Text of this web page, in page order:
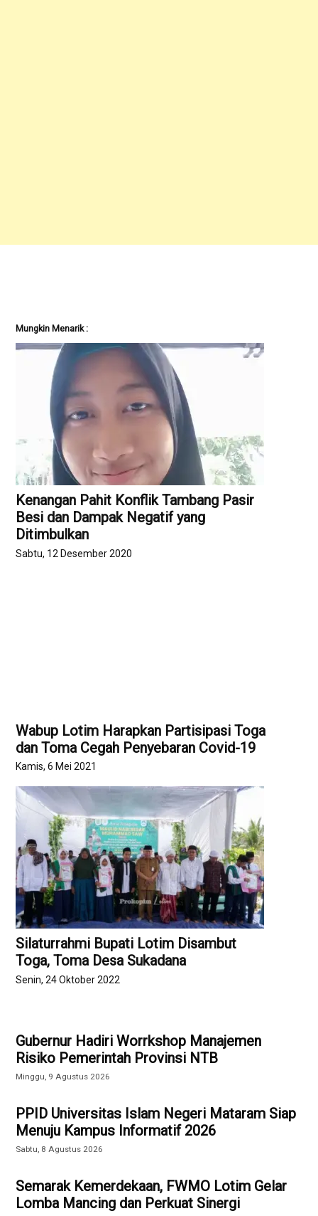
Mungkin Menarik :
Kenangan Pahit Konflik Tambang Pasir
Besi dan Dampak Negatif yang
Ditimbulkan
Sabtu, 12 Desember 2020
Wabup Lotim Harapkan Partisipasi Toga
dan Toma Cegah Penyebaran Covid-19
Kamis, 6 Mei 2021
Silaturrahmi Bupati Lotim Disambut
Toga, Toma Desa Sukadana
Senin, 24 Oktober 2022
Gubernur Hadiri Worrkshop Manajemen
Risiko Pemerintah Provinsi NTB
Minggu, 9 Agustus 2026
PPID Universitas Islam Negeri Mataram Siap
Menuju Kampus Informatif 2026
Sabtu, 8 Agustus 2026
Semarak Kemerdekaan, FWMO Lotim Gelar
Lomba Mancing dan Perkuat Sinergi